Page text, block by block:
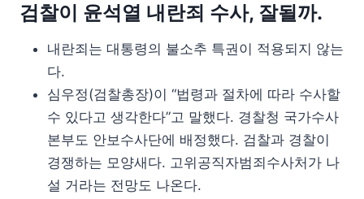
검찰이 윤석열 내란죄 수사, 잘될까.
내란죄는 대통령의 불소추 특권이 적용되지 않는
다.
심우정(검찰총장)이 “법령과 절차에 따라 수사할
수 있다고 생각한다”고 말했다. 경찰청 국가수사
본부도 안보수사단에 배정했다. 검찰과 경찰이
경쟁하는 모양새다. 고위공직자범죄수사처가 나
설 거라는 전망도 나온다.